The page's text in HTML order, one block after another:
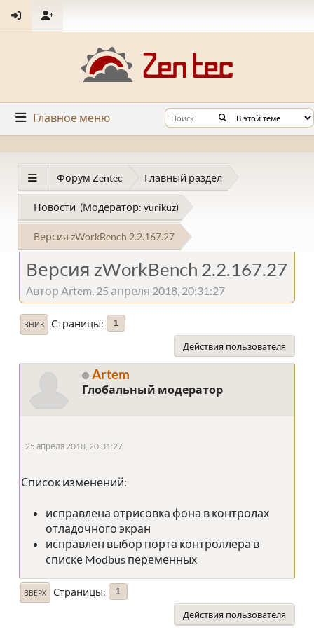
Главное меню
Форум Zentec Главный раздел
Новости (Модератор: yurikuz)
Версия zWorkBench 2.2.167.27
Версия zWorkBench 2.2.167.27
Автор Artem, 25 апреля 2018, 20:31:27
ВНИЗ Страницы 1
Действия пользователя
Artem
Глобальный модератор
25 апреля 2018, 20:31:27
Список изменений:
исправлена отрисовка фона в контролах
отладочного экран
исправлен выбор порта контроллера в
списке Modbus переменных
ВВЕРХ Страницы 1
Действия пользователя